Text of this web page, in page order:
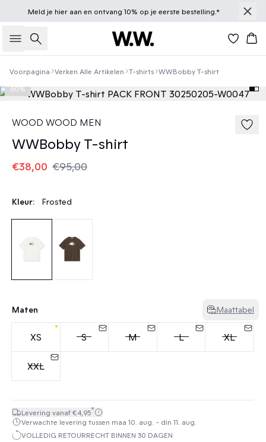
Meld je hieraan en ontvang 10% op je eerste bestelling.*
Zoeken
Voorpagina Verken Alle Artikelen T-shirts WWBobby T-shirt
60%
WOOD WOOD MEN
WWBobby T-shirt
€38,00 €95,00
Kleur: Frosted
Maten Maattabel
XS S M L XL
XXL
Levering vanaf €4,95*
Verwachte levering tussen maa 10. aug. - din 11. aug.
VOLLEDIG RETOURRECHT BINNEN 30 DAGEN